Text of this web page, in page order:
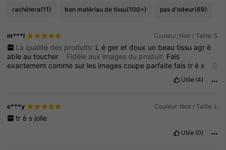
rachètera(11) bon matériau de tissu(100+) pas d'odeur(69)
m***l Couleur: Noir / Taille: S
La qualité des produits: L é ger et doux un beau tissu agr é
able autoucher Fidèle aux images du produit: Fais
exactementcomme sur les imagescoupe parfaitefaistrè s
Utile (4)
c***y Couleur: Noir / Taille: L
tr è s jolie
Utile (0)